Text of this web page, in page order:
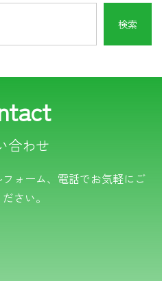
合わせ
ォーム、電話でお気軽にご
さい。
問い合わせ